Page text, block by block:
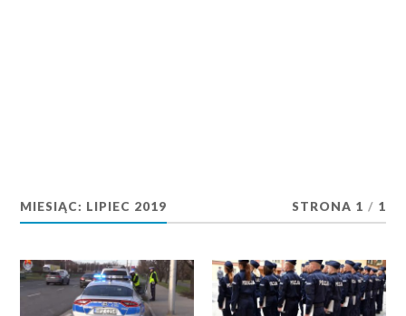
MIESIĄC: LIPIEC 2019 STRONA 1 / 1